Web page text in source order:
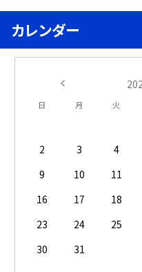
カレンダー
日 月 火
2
3 4
9
10 11
16
17 18
23
24 25
30
31